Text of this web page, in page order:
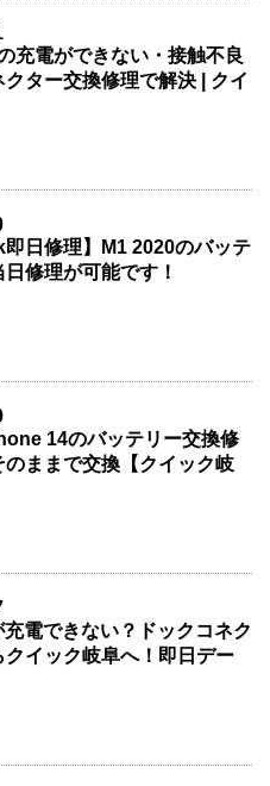
充電ができない・接触不良
ター交換修理で解決 | クイ
即日修理】M1 2020のバッテ
修理が可能です！
14のバッテリー交換修
のままで交換【クイック岐
電できない？ドックコネク
クイック岐阜へ！即日デー